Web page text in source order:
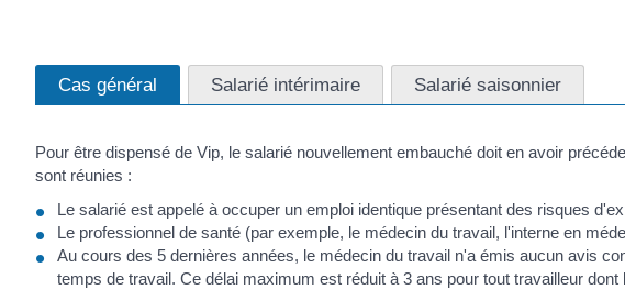
Cas général Salarié intérimaire Salarié saisonnier
Pour être dispensé de Vip, le salarié nouvellement embauché doit en avoir
sont réunies :
Le salarié est appelé à occuper un emploi identique présentant des risques
Le professionnel de santé (par exemple, le médecin du travail, l'interne en
Au cours des 5 dernières années, le médecin du travail n'a émis aucun avis
temps de travail. Ce délai maximum est réduit à 3 ans pour tout travailleur